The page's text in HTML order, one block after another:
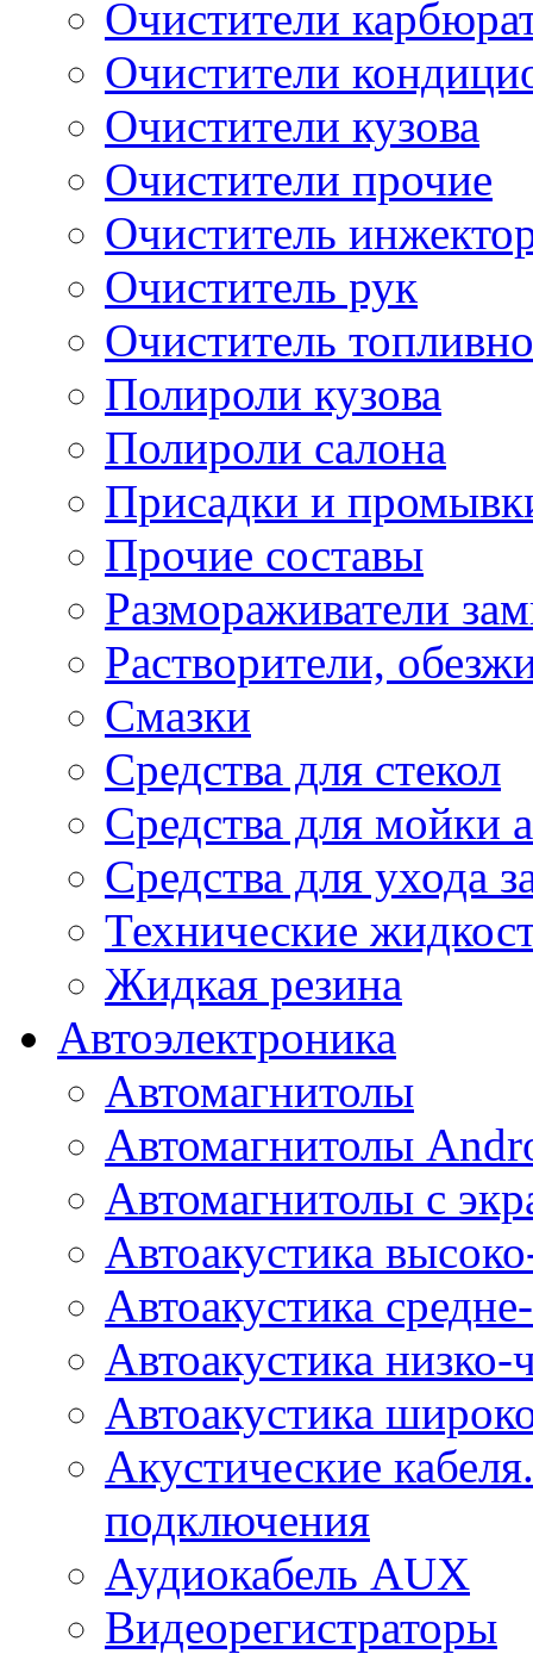
Очистители
Очистители
Очистители кузова
Очистители прочие
Очиститель
Очиститель рук
Очиститель
Полироли кузова
Полироли салона
Присадки и
Прочие составы
Размораживатели
Растворители,
Смазки
Средства для стекол
Средства для мойки
Средства для ухода
Технические
Жидкая резина
Автоэлектроника
Автомагнитолы
Автомагнитолы
Автомагнитолы с
Автоакустика
Автоакустика
Автоакустика низко-
Автоакустика
Акустические
подключения
Аудиокабель AUX
Видеорегистраторы